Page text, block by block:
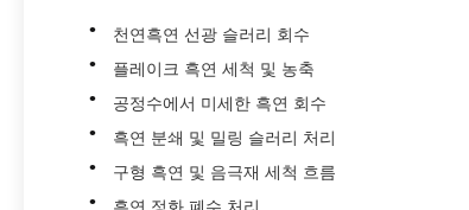
천연흑연 선광 슬러리 회수
플레이크 흑연 세척 및 농축
공정수에서 미세한 흑연 회수
흑연 분쇄 및 밀링 슬러리 처리
구형 흑연 및 음극재 세척 흐름